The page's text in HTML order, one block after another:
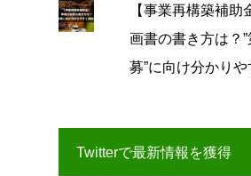
【事業再構築補助
画書の書き方は？
募”に向け分かりや
Twitterで最新情報を獲得